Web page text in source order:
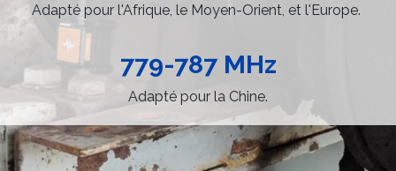
Adapté pour l'Afrique, le Moyen-Orient, et l'Europe.
779-787 MHz
Adapté pour la Chine.